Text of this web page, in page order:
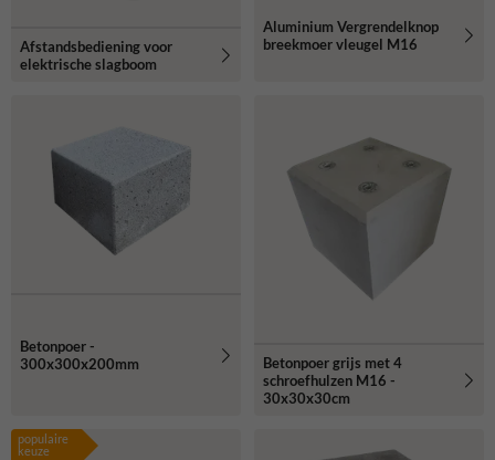
Afstandsbediening voor
elektrische slagboom
Aluminium Vergrendelknop
breekmoer vleugel M16
Betonpoer -
300x300x200mm
Betonpoer grijs met 4
schroefhulzen M16 -
30x30x30cm
populaire
keuze